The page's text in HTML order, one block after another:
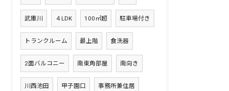
武庫川 ４LDK 100㎡超 駐車場付き
トランクルーム 最上階 食洗器
2面バルコニー 南東角部屋 南向き
川西池田 甲子園口 事務所兼住居